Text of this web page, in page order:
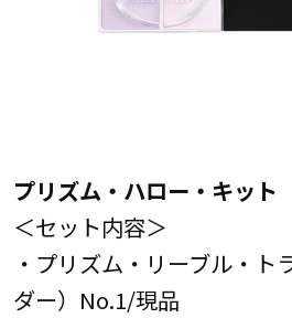
プリズム・ハロー・キット
＜セット内容＞
・プリズム・リーブル・ト
ダー）No.1/現品